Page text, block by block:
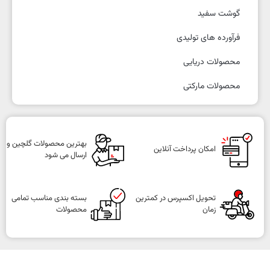
گوشت سفید
فرآورده های تولیدی
محصولات دریایی
محصولات مارکتی
امکان پرداخت آنلاین
بهترین محصولات گلچین و
ارسال می شود
تحویل اکسپرس در کمترین
زمان
بسته بندی مناسب تمامی
محصولات